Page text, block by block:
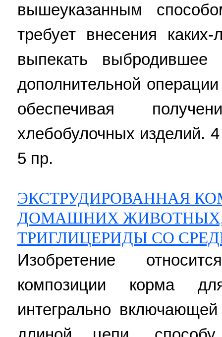
вышеуказанным
требует внесения
выпекать выбродившее
дополнительной
обеспечивая
хлебобулочных изделий.
5 пр.
ЭКСТРУДИРОВАННАЯ
ДОМАШНИХ
ТРИГЛИЦЕРИДЫ СО
Изобретение
композиции корма
интегрально